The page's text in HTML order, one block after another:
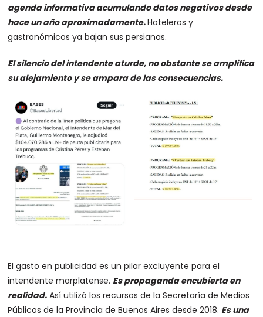
agenda informativa acumulando datos negativos desde
hace un año aproximadamente.Hoteleros y
gastronómicos ya bajan sus persianas.
El silencio del intendente aturde, no obstante se amplifica
su alejamiento y se ampara de las consecuencias.
El gasto en publicidad es un pilar excluyente para el
intendente marplatense. Es propaganda encubierta en
realidad. Así utilizó los recursos de la Secretaría de Medios
Públicos de la Provincia de Buenos Aires desde 2018. Es una